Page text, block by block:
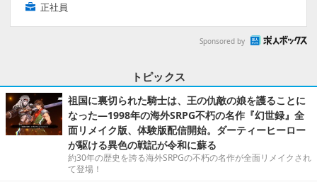
正社員
Sponsored by
トピックス
祖国に裏切られた騎士は、王の仇敵の娘を護ることに
なった―1998年の海外SRPG不朽の名作『幻世録』全
面リメイク版、体験版配信開始。ダーティーヒーロー
が駆ける異色の戦記が令和に蘇る
約30年の歴史を誇る海外SRPGの不朽の名作が全面リメイクされ
て登場！